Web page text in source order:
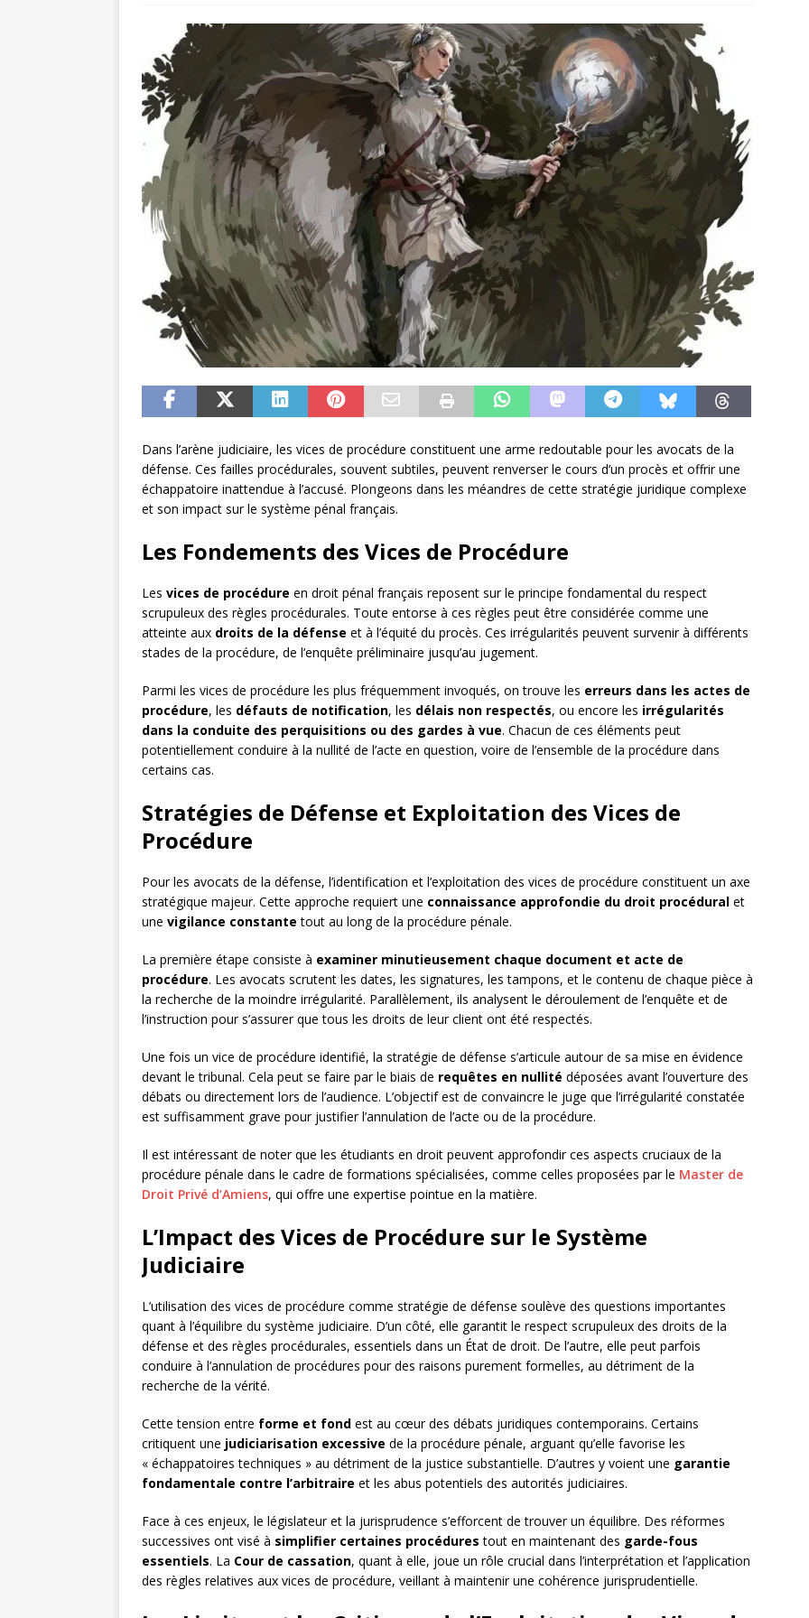
Dans l’arène judiciaire, les vices de procédure constituent une arme redoutable pour les avocats de la
défense. Ces failles procédurales, souvent subtiles, peuvent renverser le cours d’un procès et offrir une
échappatoire inattendue à l’accusé. Plongeons dans les méandres de cette stratégie juridique complexe
et son impact sur le système pénal français.
Les Fondements des Vices de Procédure
Les vices de procédure en droit pénal français reposent sur le principe fondamental du respect
scrupuleux des règles procédurales. Toute entorse à ces règles peut être considérée comme une
atteinte aux droits de la défense et à l’équité du procès. Ces irrégularités peuvent survenir à différents
stades de la procédure, de l’enquête préliminaire jusqu’au jugement.
Parmi les vices de procédure les plus fréquemment invoqués, on trouve les erreurs dans les actes de
procédure, les défauts de notification, les délais non respectés, ou encore les irrégularités
dans la conduite des perquisitions ou des gardes à vue. Chacun de ces éléments peut
potentiellement conduire à la nullité de l’acte en question, voire de l’ensemble de la procédure dans
certains cas.
Stratégies de Défense et Exploitation des Vices de
Procédure
Pour les avocats de la défense, l’identification et l’exploitation des vices de procédure constituent un axe
stratégique majeur. Cette approche requiert une connaissance approfondie du droit procédural et
une vigilance constante tout au long de la procédure pénale.
La première étape consiste à examiner minutieusement chaque document et acte de
procédure. Les avocats scrutent les dates, les signatures, les tampons, et le contenu de chaque pièce à
la recherche de la moindre irrégularité. Parallèlement, ils analysent le déroulement de l’enquête et de
l’instruction pour s’assurer que tous les droits de leur client ont été respectés.
Une fois un vice de procédure identifié, la stratégie de défense s’articule autour de sa mise en évidence
devant le tribunal. Cela peut se faire par le biais de requêtes en nullité déposées avant l’ouverture des
débats ou directement lors de l’audience. L’objectif est de convaincre le juge que l’irrégularité constatée
est suffisamment grave pour justifier l’annulation de l’acte ou de la procédure.
Il est intéressant de noter que les étudiants en droit peuvent approfondir ces aspects cruciaux de la
procédure pénale dans le cadre de formations spécialisées, comme celles proposées par le Master de
Droit Privé d’Amiens, qui offre une expertise pointue en la matière.
L’Impact des Vices de Procédure sur le Système
Judiciaire
L’utilisation des vices de procédure comme stratégie de défense soulève des questions importantes
quant à l’équilibre du système judiciaire. D’un côté, elle garantit le respect scrupuleux des droits de la
défense et des règles procédurales, essentiels dans un État de droit. De l’autre, elle peut parfois
conduire à l’annulation de procédures pour des raisons purement formelles, au détriment de la
recherche de la vérité.
Cette tension entre forme et fond est au cœur des débats juridiques contemporains. Certains
critiquent une judiciarisation excessive de la procédure pénale, arguant qu’elle favorise les
« échappatoires techniques » au détriment de la justice substantielle. D’autres y voient une garantie
fondamentale contre l’arbitraire et les abus potentiels des autorités judiciaires.
Face à ces enjeux, le législateur et la jurisprudence s’efforcent de trouver un équilibre. Des réformes
successives ont visé à simplifier certaines procédures tout en maintenant des garde-fous
essentiels. La Cour de cassation, quant à elle, joue un rôle crucial dans l’interprétation et l’application
des règles relatives aux vices de procédure, veillant à maintenir une cohérence jurisprudentielle.